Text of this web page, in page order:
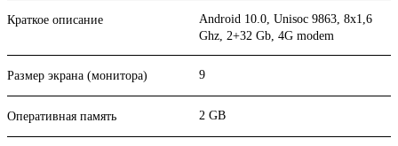
Краткое описание
Android 10.0, Unisoc 9863, 8х1,6
Ghz, 2+32 Gb, 4G modem
Размер экрана (монитора) 9
Оперативная память 2 GB